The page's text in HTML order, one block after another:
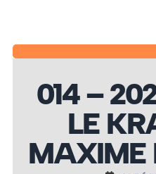
014 –
LE
MAXIME